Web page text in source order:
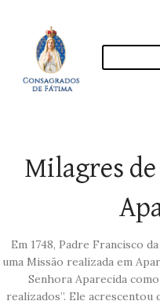
Milagres de
Em 1748, Padre Francisco
uma Missão realizada em
Senhora Aparecida
realizados”. Ele